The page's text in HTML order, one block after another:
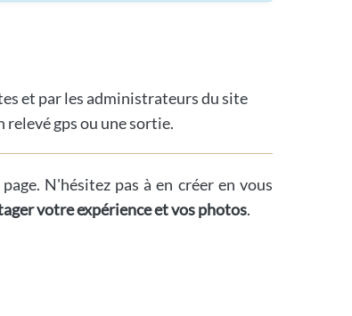
et par les administrateurs du site
gps ou une sortie.
N'hésitez pas à en créer en vous
votre expérience et vos photos.